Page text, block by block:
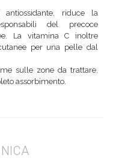
riduce la
del precoce
La vitamina C inoltre
per una pelle dal
sulle zone da trattare,
assorbimento.